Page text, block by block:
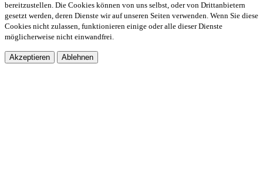
bereitzustellen. Die Cookies können von uns selbst, oder von Drittanbietern
gesetzt werden, deren Dienste wir auf unseren Seiten verwenden. Wenn Sie diese
Cookies nicht zulassen, funktionieren einige oder alle dieser Dienste
möglicherweise nicht einwandfrei.
Akzeptieren Ablehnen